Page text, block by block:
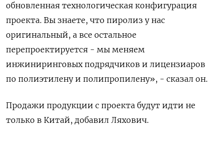
обновленная технологическая конфигурация
проекта. Вы знаете, что пиролиз у нас
оригинальный, а все остальное
перепроектируется - мы меняем
инжиниринговых подрядчиков и лицензиаров
по полиэтилену и полипропилену», - сказал он.
Продажи продукции с проекта будут идти не
только в Китай, добавил Ляхович.